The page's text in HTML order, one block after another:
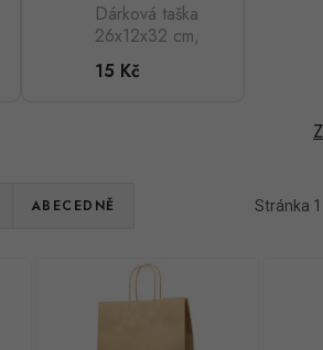
Dárková taška
26x12x32 cm,
kraftový papír,
přírodní
15 Kč
Stránka 1
ABECEDNĚ